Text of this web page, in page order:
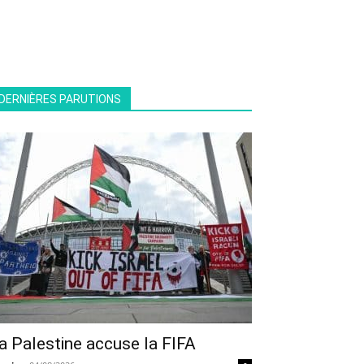
PARUTIONS
Palestine accuse la FIFA